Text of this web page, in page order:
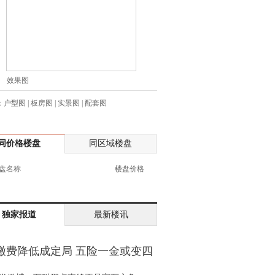
女士:186****7681
生:159****3332
生:134****5158
生:138****8967
士:136****3668
生:136****9618
生:139****9780
士:183****9105
生:139****8548
效果图
户型图 | 板房图 | 实景图 | 配套图
同价格楼盘 同区域楼盘
名称 楼盘价格
独家报道 最新楼讯
费降低成定局 五险一金或变四